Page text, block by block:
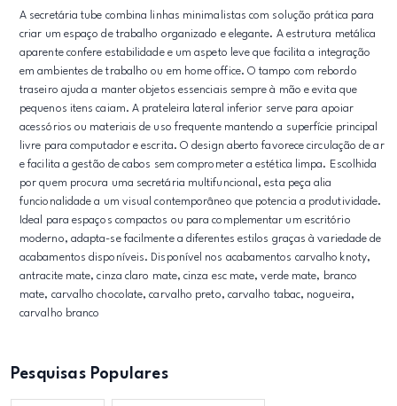
A secretária tube combina linhas minimalistas com solução prática para
criar um espaço de trabalho organizado e elegante. A estrutura metálica
aparente confere estabilidade e um aspeto leve que facilita a integração
em ambientes de trabalho ou em home office. O tampo com rebordo
traseiro ajuda a manter objetos essenciais sempre à mão e evita que
pequenos itens caiam. A prateleira lateral inferior serve para apoiar
acessórios ou materiais de uso frequente mantendo a superfície principal
livre para computador e escrita. O design aberto favorece circulação de ar
e facilita a gestão de cabos sem comprometer a estética limpa. Escolhida
por quem procura uma secretária multifuncional, esta peça alia
funcionalidade a um visual contemporâneo que potencia a produtividade.
Ideal para espaços compactos ou para complementar um escritório
moderno, adapta-se facilmente a diferentes estilos graças à variedade de
acabamentos disponíveis. Disponível nos acabamentos carvalho knoty,
antracite mate, cinza claro mate, cinza esc mate, verde mate, branco
mate, carvalho chocolate, carvalho preto, carvalho tabac, nogueira,
carvalho branco
Pesquisas Populares